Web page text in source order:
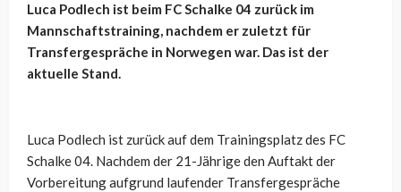
Luca Podlech ist beim FC Schalke 04 zurück im
Mannschaftstraining, nachdem er zuletzt für
Transfergespräche in Norwegen war. Das ist der
aktuelle Stand.
Luca Podlech ist zurück auf dem Trainingsplatz des FC
Schalke 04. Nachdem der 21-Jährige den Auftakt der
Vorbereitung aufgrund laufender Transfergespräche